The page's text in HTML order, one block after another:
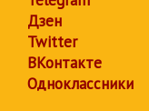
Дзен
Twitter
ВКонтакте
Одноклассники